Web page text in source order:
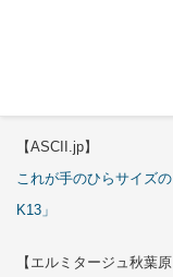
【ASCII.jp】
これが手のひらサイズ
K13」
【エルミタージュ秋葉原